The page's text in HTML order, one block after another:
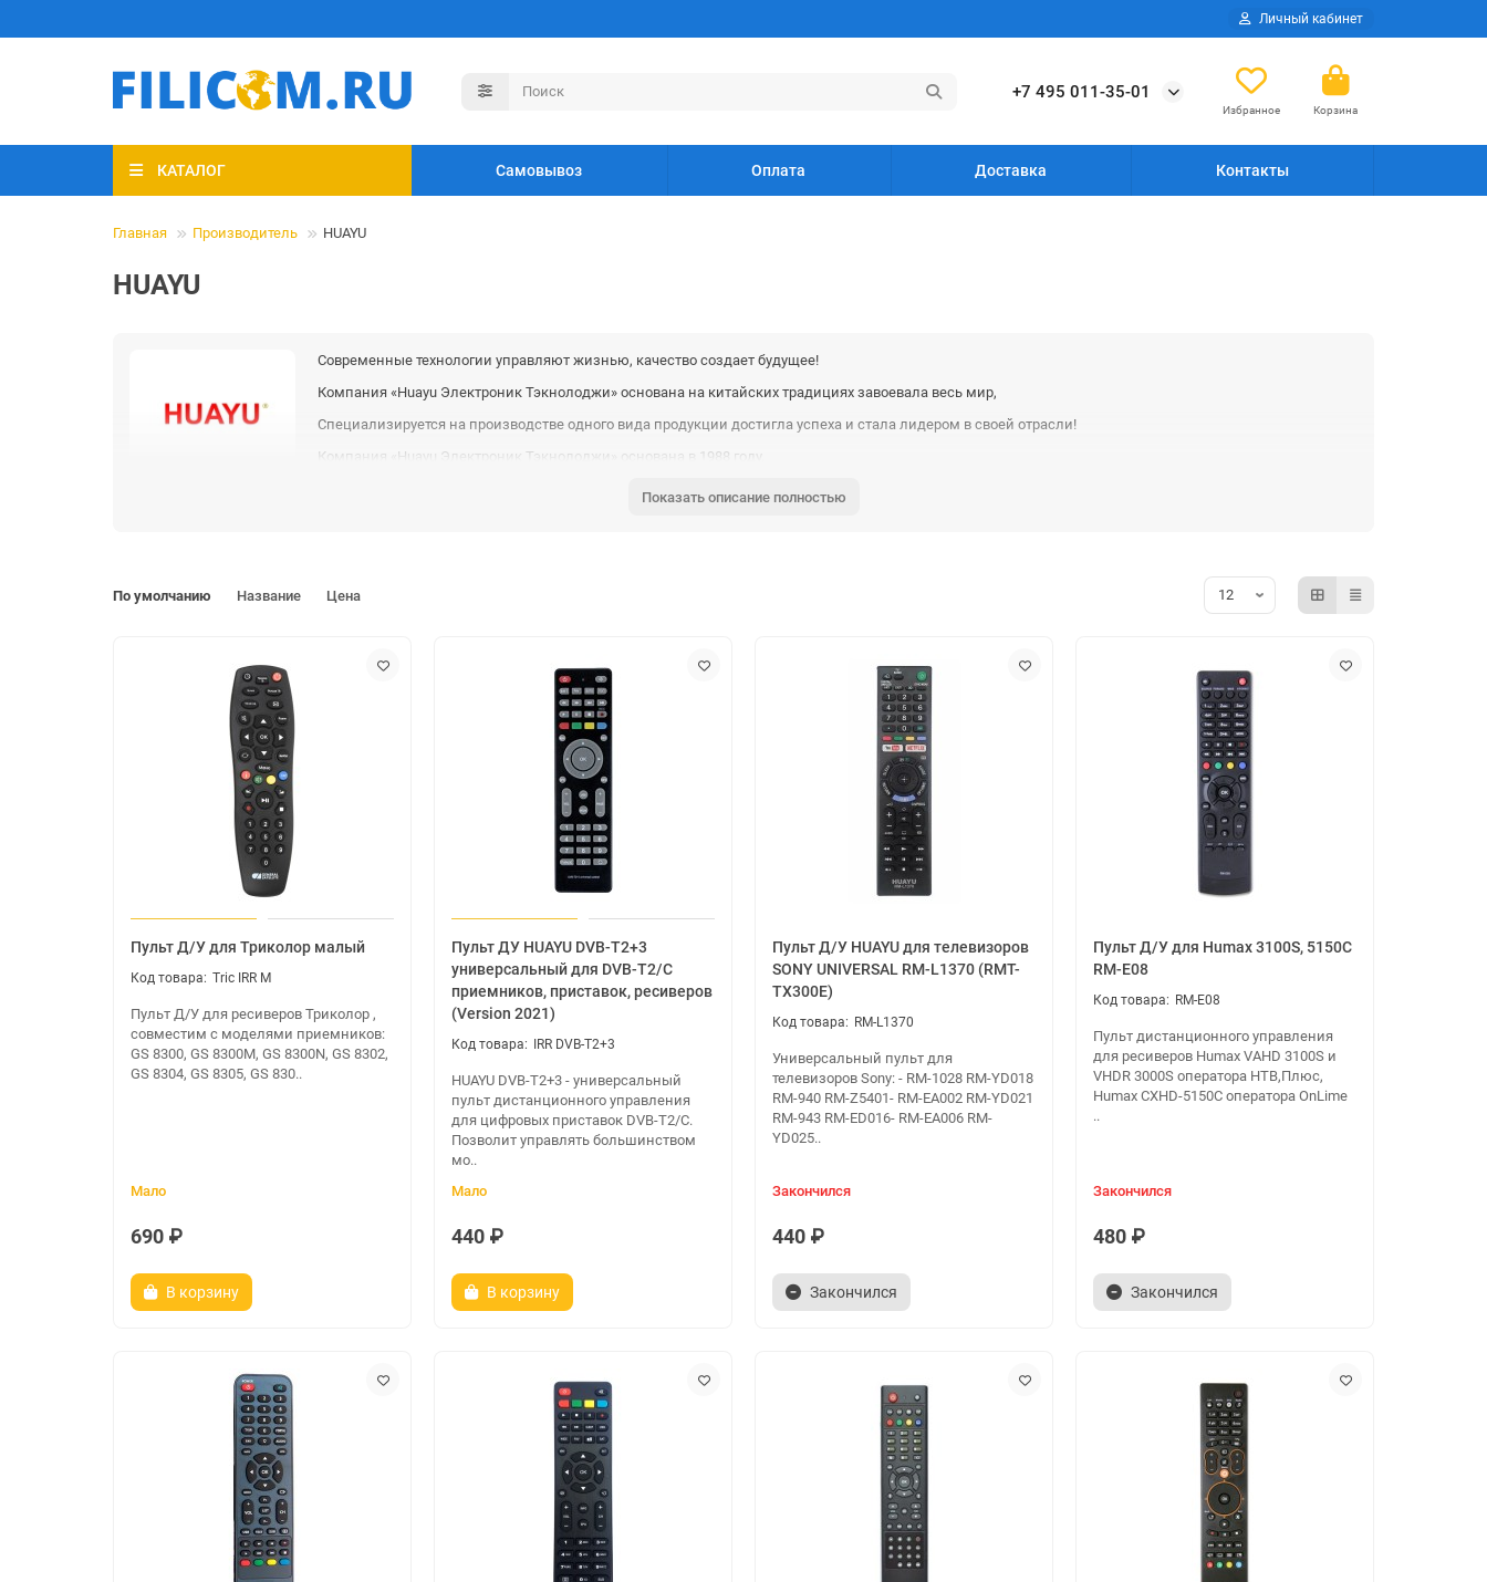
Личный кабинет
+7 495 011-35-01
Избранное Корзина
КАТАЛОГ Самовывоз Оплата Доставка Контакты
Главная Производитель HUAYU
HUAYU
Современные технологии управляют жизнью, качество создает будущее!
Компания «Huayu Электроник Тэкнолоджи» основана на китайских традициях завоевала весь мир,
Специализируется на производстве одного вида продукции достигла успеха и стала лидером в своей отрасли!
Компания «Huayu Электроник Тэкнолоджи» основана в 1988 году.
Предприятие занимает территорию в 30 тыс. квадратных метров
В нашем штате более тысячи сотрудников
Показать описание полностью
По умолчанию Название Цена
Пульт Д/У для Триколор малый
Tric IRR M
Пульт Д/У для ресиверов Триколор ,
совместим с моделями приемников:
GS 8300, GS 8300M, GS 8300N, GS 8302,
GS 8304, GS 8305, GS 830..
Мало
690 ₽
В корзину
Пульт ДУ HUAYU DVB-T2+3
универсальный для DVB-T2/C
приемников, приставок, ресиверов
(Version 2021)
IRR DVB-T2+3
HUAYU DVB-T2+3 - универсальный
пульт дистанционного управления
для цифровых приставок DVB-T2/C.
Позволит управлять большинством
мо..
Мало
440 ₽
В корзину
Пульт Д/У HUAYU для телевизоров
SONY UNIVERSAL RM-L1370 (RMT-
TX300E)
RM-L1370
Универсальный пульт для
телевизоров Sony: - RM-1028 RM-YD018
RM-940 RM-Z5401- RM-EA002 RM-YD021
RM-943 RM-ED016- RM-EA006 RM-
YD025..
Закончился
440 ₽
Закончился
Пульт Д/У для Humax 3100S, 5150C
RM-E08
RM-E08
Пульт дистанционного управления
для ресиверов Humax VAHD 3100S и
VHDR 3000S оператора НТВ,Плюс,
Humax CXHD-5150C оператора OnLime
..
Закончился
480 ₽
Закончился